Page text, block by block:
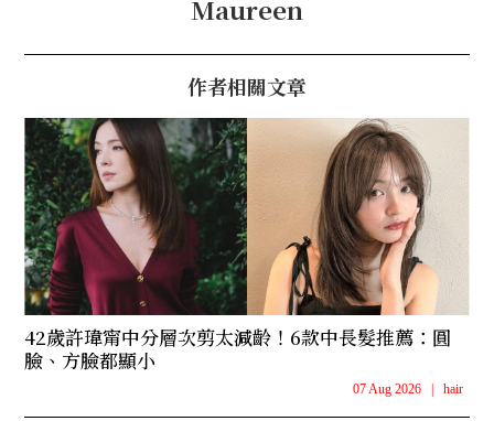
Maureen
作者相關文章
42歲許瑋甯中分層次剪太減齡！6款中長髮推薦：圓
臉、方臉都顯小
07 Aug 2026 hair